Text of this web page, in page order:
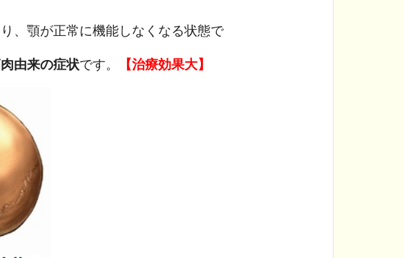
、顎が正常に機能しなくなる状態で
由来の症状です。 【治療効果大】